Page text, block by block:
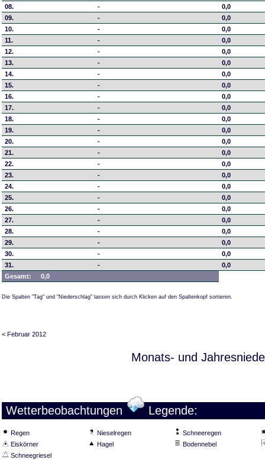
08.
-
0,0
09.
-
0,0
10.
-
0,0
11.
-
0,0
12.
-
0,0
13.
-
0,0
14.
-
0,0
15.
-
0,0
16.
-
0,0
17.
-
0,0
18.
-
0,0
19.
-
0,0
20.
-
0,0
21.
-
0,0
22.
-
0,0
23.
-
0,0
24.
-
0,0
25.
-
0,0
26.
-
0,0
27.
-
0,0
28.
-
0,0
29.
-
0,0
30.
-
0,0
31.
-
0,0
Gesamt:
0,0
Die Spalten "Tag" und "Niederschlag" lassen sich durch Klicken auf den Spaltenkopf sortieren.
< Februar 2012
Monats- und
Wetterbeobachtungen Legende:
Regen Nieselregen
Schneeregen
Eiskörner
Hagel
Bodennebel
Schneegriesel